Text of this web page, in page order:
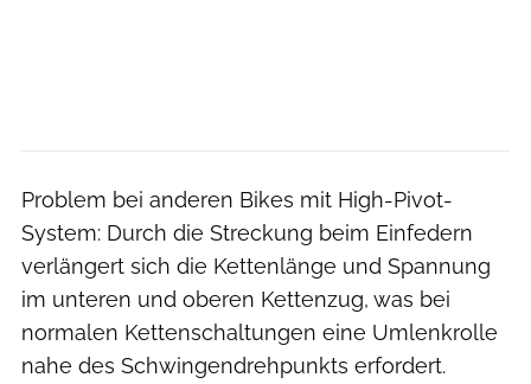
Problem bei anderen Bikes mit High-Pivot-
System: Durch die Streckung beim Einfedern
verlängert sich die Kettenlänge und Spannung
im unteren und oberen Kettenzug, was bei
normalen Kettenschaltungen eine Umlenkrolle
nahe des Schwingendrehpunkts erfordert.